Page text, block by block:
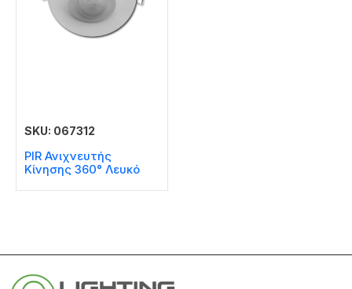
SKU: 067312
PIR Ανιχνευτής
Κίνησης 360° Λευκό